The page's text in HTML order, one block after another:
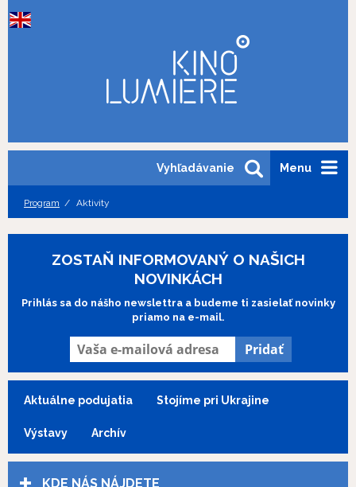
Menu
Vyhľadávanie
Program Aktivity
ZOSTAŇ INFORMOVANÝ O NAŠICH
NOVINKÁCH
Prihlás sa do nášho newslettra a budeme ti zasielať novinky
priamo na e-mail.
Aktuálne podujatia Stojíme pri Ukrajine
Výstavy Archív
KDE NÁS NÁJDETE